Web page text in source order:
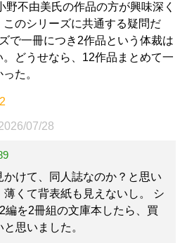
野不由美氏の作品の方が興味深く
のシリーズに共通する疑問だ
で一冊につき2作品という体裁は
どうせなら、12作品まとめて一
た。
07/28
かけて、同人誌なのか？と思い
薄くて背表紙も見えないし。 シ
編を2冊組の文庫本したら、買
思いました。